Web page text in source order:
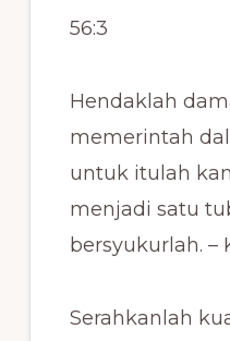
56:3
Hendaklah
memerintah
untuk itulah
menjadi satu
bersyukurlah. –
Serahkanlah